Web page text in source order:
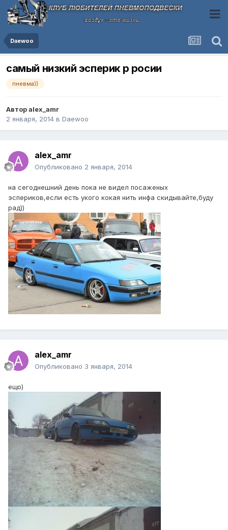
Daewoo
самый низкий эсперик р росии
пневма))
Авторalex_amr
2 января, 2014 в Daewoo
alex_amr
Опубликовано 2 января, 2014
на сегоднешний день пока не видел посаженых
эспериков,если есть укого кокая нить инфа скидывайте,буду
рад))
alex_amr
Опубликовано 3 января, 2014
ещо)